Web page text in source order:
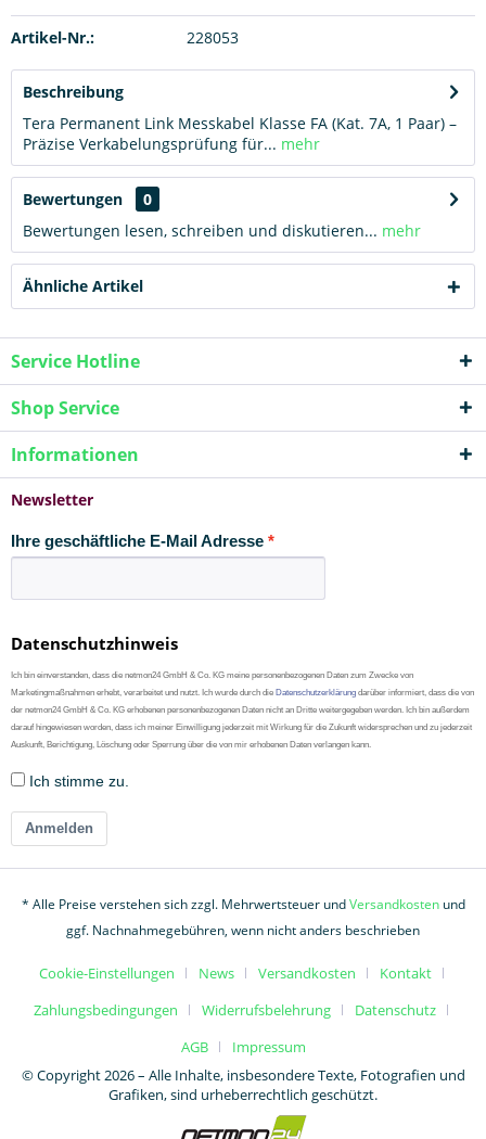
Artikel-Nr.: 228053
Beschreibung
Tera Permanent Link Messkabel Klasse FA (Kat. 7A, 1 Paar) –
Präzise Verkabelungsprüfung für... mehr
Bewertungen
0
Bewertungen lesen, schreiben und diskutieren... mehr
Ähnliche Artikel
Service Hotline
Shop Service
Informationen
Newsletter
Ihre geschäftliche E-Mail Adresse
Datenschutzhinweis
Ich bin einverstanden, dass die netmon24 GmbH & Co. KG meine personenbezogenen Daten zum Zwecke von
Marketingmaßnahmen erhebt, verarbeitet und nutzt. Ich wurde durch die Datenschutzerklärung darüber informiert, dass die von
der netmon24 GmbH & Co. KG erhobenen personenbezogenen Daten nicht an Dritte weitergegeben werden. Ich bin außerdem
darauf hingewiesen worden, dass ich meiner Einwilligung jederzeit mit Wirkung für die Zukunft widersprechen und zu jederzeit
Auskunft, Berichtigung, Löschung oder Sperrung über die von mir erhobenen Daten verlangen kann.
Ich stimme zu.
Anmelden
* Alle Preise verstehen sich zzgl. Mehrwertsteuer undVersandkostenund
ggf. Nachnahmegebühren, wenn nicht anders beschrieben
Cookie-Einstellungen News Versandkosten
Kontakt
Zahlungsbedingungen
Widerrufsbelehrung
Datenschutz
AGB
Impressum
© Copyright 2026 – Alle Inhalte, insbesondere Texte, Fotografien und
Grafiken, sind urheberrechtlich geschützt.